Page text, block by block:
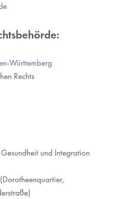
Württemberg
Rechts
und Integration